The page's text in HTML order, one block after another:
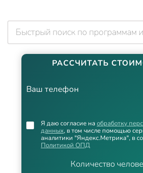
РАССЧИТАТЬ
Ваш телефон
Количество
Я даю согласие на обработку
данных, в том числе помощью
аналитики "Яндекс.Метрика", в
Политикой ОПД